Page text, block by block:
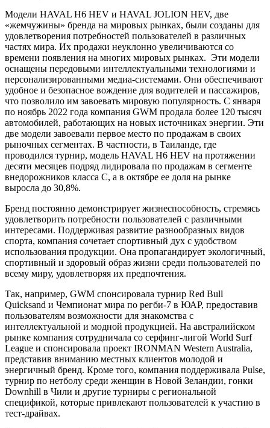
Модели HAVAL H6 HEV и HAVAL JOLION HEV, две
«жемчужины» бренда на мировых рынках, были созданы для
удовлетворения потребностей пользователей в различных
частях мира. Их продажи неуклонно увеличиваются со
времени появления на многих мировых рынках. Эти модели
оснащены передовыми интеллектуальными технологиями и
персонализированными медиа-системами. Они обеспечивают
удобное и безопасное вождение для водителей и пассажиров,
что позволило им завоевать мировую популярность. С января
по ноябрь 2022 года компания GWM продала более 120 тысяч
автомобилей, работающих на новых источниках энергии. Эти
две модели завоевали первое место по продажам в своих
рыночных сегментах. В частности, в Таиланде, где
проводился турнир, модель HAVAL H6 HEV на протяжении
десяти месяцев подряд лидировала по продажам в сегменте
внедорожников класса C, а в октябре ее доля на рынке
выросла до 30,8%.
Бренд постоянно демонстрирует жизнеспособность, стремясь
удовлетворить потребности пользователей с различными
интересами. Поддерживая развитие разнообразных видов
спорта, компания сочетает спортивный дух с удобством
использования продукции. Она пропагандирует экологичный,
спортивный и здоровый образ жизни среди пользователей по
всему миру, удовлетворяя их предпочтения.
Так, например, GWM спонсировала турнир Red Bull
Quicksand и Чемпионат мира по регби-7 в ЮАР, предоставив
пользователям возможности для знакомства с
интеллектуальной и модной продукцией. На австралийском
рынке компания сотрудничала со серфинг-лигой World Surf
League и спонсировала проект IRONMAN Western Australia,
представив вниманию местных клиентов молодой и
энергичный бренд. Кроме того, компания поддерживала Pulse,
турнир по нетболу среди женщин в Новой Зеландии, гонки
Downhill в Чили и другие турниры с региональной
спецификой, которые привлекают пользователей к участию в
тест-драйвах.